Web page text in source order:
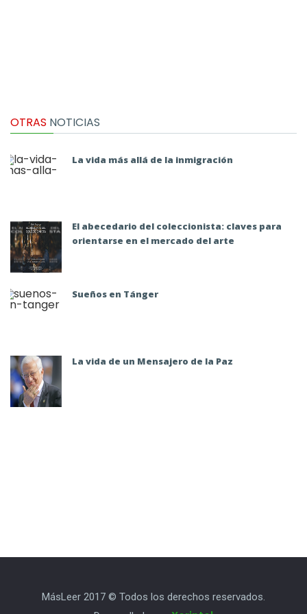
OTRAS NOTICIAS
La vida más allá de la inmigración
El abecedario del coleccionista: claves para
orientarse en el mercado del arte
Sueños en Tánger
La vida de un Mensajero de la Paz
MásLeer 2017 © Todos los derechos reservados.